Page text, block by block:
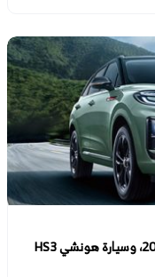
مقارنة شاملة بين سيارة اكسيد LX موديل 2023، وسيارة هونشي HS3